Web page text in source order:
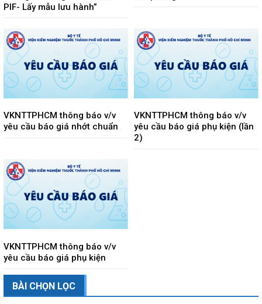
PIF- Lấy mẫu lưu hành”
VKNTTPHCM thông báo v/v
yêu cầu báo giá nhớt chuẩn
VKNTTPHCM thông báo v/v
yêu cầu báo giá phụ kiện (lần
2)
VKNTTPHCM thông báo v/v
yêu cầu báo giá phụ kiện
BÀI CHỌN LỌC